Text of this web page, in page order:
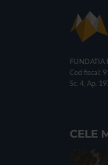
FUNDATIA
Cod fiscal:
Sc. 4, Ap.
CELE